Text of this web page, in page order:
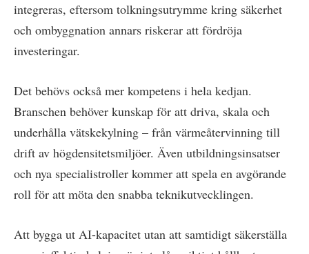
integreras, eftersom tolkningsutrymme kring säkerhet
och ombyggnation annars riskerar att fördröja
investeringar.
Det behövs också mer kompetens i hela kedjan.
Branschen behöver kunskap för att driva, skala och
underhålla vätskekylning – från värmeåtervinning till
drift av högdensitetsmiljöer. Även utbildningsinsatser
och nya specialistroller kommer att spela en avgörande
roll för att möta den snabba teknikutvecklingen.
Att bygga ut AI-kapacitet utan att samtidigt säkerställa